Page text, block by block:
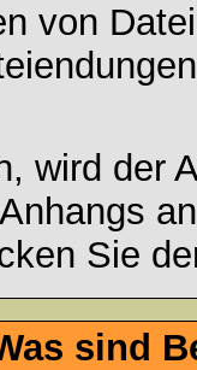
von
wird der
Sie
sind